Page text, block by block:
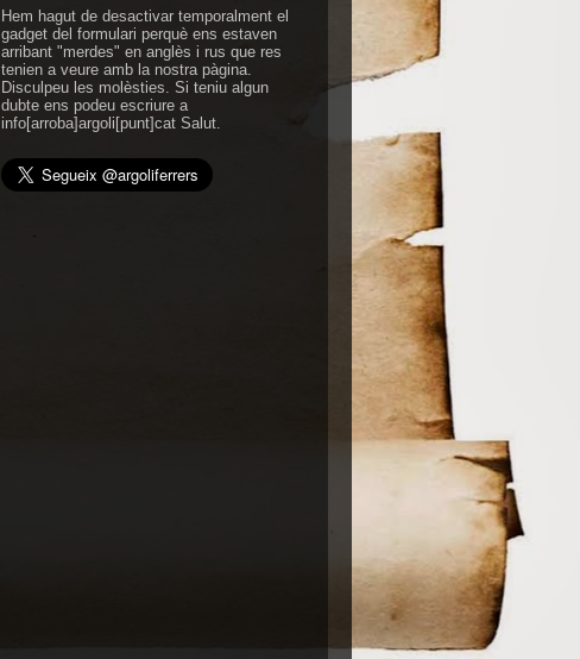
Hem hagut de desactivar temporalment el
gadget del formulari perquè ens estaven
arribant "merdes" en anglès i rus que res
tenien a veure amb la nostra pàgina.
Disculpeu les molèsties. Si teniu algun
dubte ens podeu escriure a
info[arroba]argoli[punt]cat Salut.